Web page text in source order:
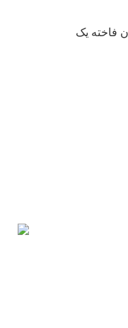
فاخته یک